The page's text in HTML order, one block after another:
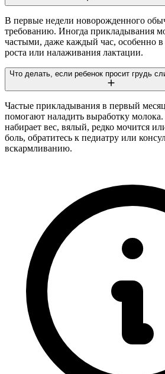
В первые недели новорожденного
требованию. Иногда прикладывания
частыми, даже каждый час, особенно
роста или налаживания лактации.
Что делать, если ребенок просит грудь
Частые прикладывания в первый
помогают наладить выработку
набирает вес, вялый, редко мочится
боль, обратитесь к педиатру или
вскармливанию.